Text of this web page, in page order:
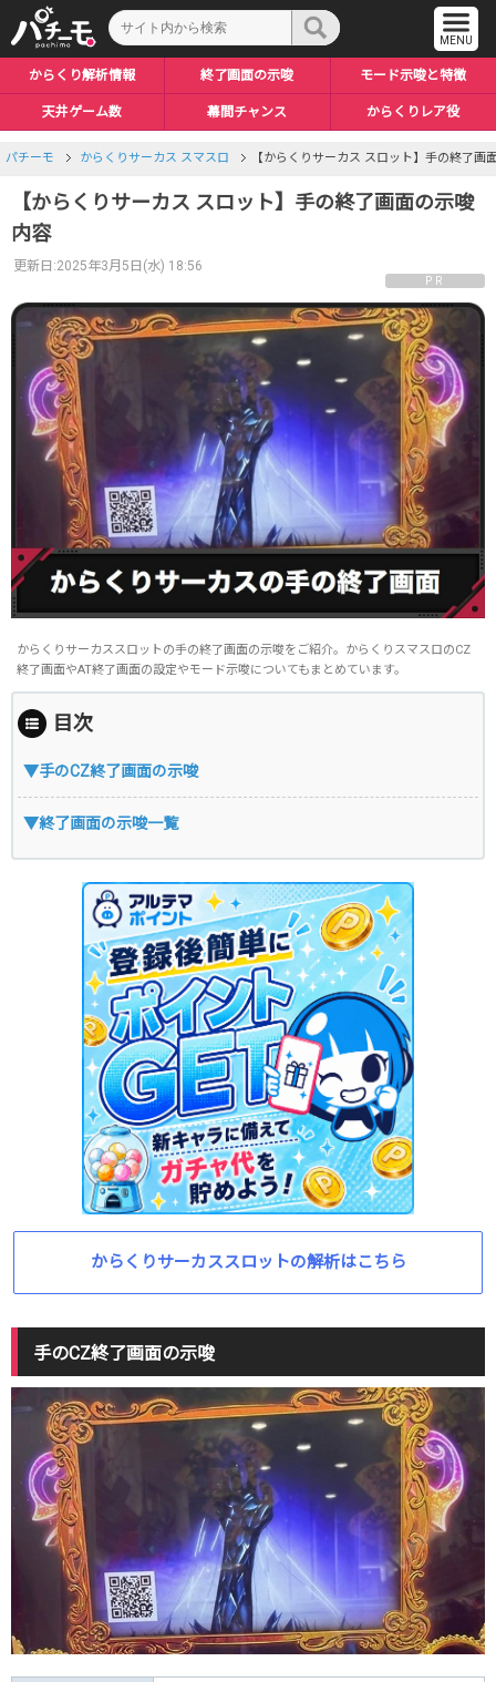
からくり解析情報 終了画面の示唆 モード示唆と特徴
天井ゲーム数 幕間チャンス からくりレア役
パチーモ からくりサーカス スマスロ 【からくりサーカス スロット】手の終了画
【からくりサーカス スロット】手の終了画面の示唆
内容
更新日:2025年3月5日(水) 18:56
PR
からくりサーカススロットの手の終了画面の示唆をご紹介。からくりスマスロのCZ
終了画面やAT終了画面の設定やモード示唆についてもまとめています。
目次
▼手のCZ終了画面の示唆
▼終了画面の示唆一覧
からくりサーカススロットの解析はこちら
手のCZ終了画面の示唆